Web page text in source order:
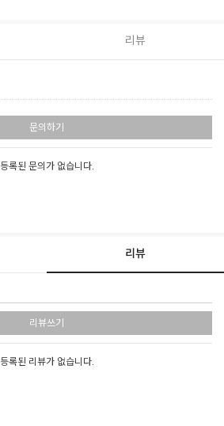
리뷰
문의하기
등록된 문의가 없습니다.
리뷰
리뷰쓰기
등록된 리뷰가 없습니다.